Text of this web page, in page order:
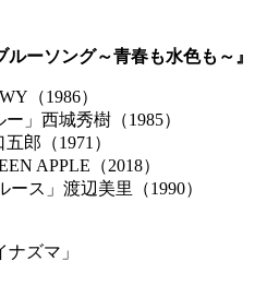
ーソング～青春も水色も～』
（1986）
」西城秀樹（1985）
郎（1971）
APPLE（2018）
ス」渡辺美里（1990）
ズマ」